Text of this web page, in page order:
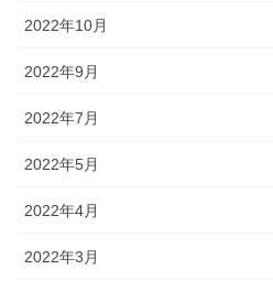
2022年10月
2022年9月
2022年7月
2022年5月
2022年4月
2022年3月